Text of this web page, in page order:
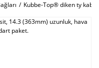
Kubbe-Top® diken ty